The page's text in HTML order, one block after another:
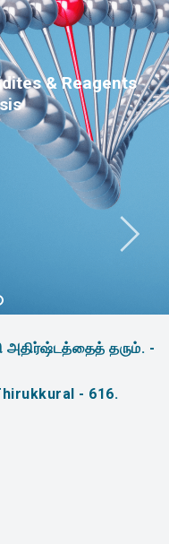
& Reagents
அதிர்ஷ்டத்தைத் தரும். -
- 616.